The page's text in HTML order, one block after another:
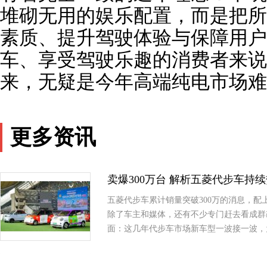
堆砌无用的娱乐配置，而是把
素质、提升驾驶体验与保障用
车、享受驾驶乐趣的消费者来
来，无疑是今年高端纯电市场
更多资讯
卖爆300万台 解析五菱代步车持
五菱代步车累计销量突破300万的消息，
除了车主和媒体，还有不少专门赶去看成
面：这几年代步车市场新车型一波接一波